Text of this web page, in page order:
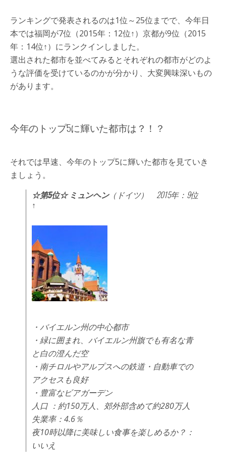
ランキングで発表されるのは1位～25位までで、今年日
本では福岡が7位（2015年：12位↑）京都が9位（2015
年：14位↑）にランクインしました。
選出された都市を並べてみるとそれぞれの都市がどのよ
うな評価を受けているのかが分かり、大変興味深いもの
があります。
今年のトップ5に輝いた都市は？！？
それでは早速、今年のトップ5に輝いた都市を見ていき
ましょう。
☆第5位☆ ミュンヘン（ドイツ） 2015年：9位
↑
・バイエルン州の中心都市
・緑に囲まれ、バイエルン州旗でも有名な青
と白の澄んだ空
・南チロルやアルプスへの鉄道・自動車での
アクセスも良好
・豊富なビアガーデン
人口 ：約150万人、郊外部含めて約280万人
失業率：4.6％
夜10時以降に美味しい食事を楽しめるか？：
いいえ